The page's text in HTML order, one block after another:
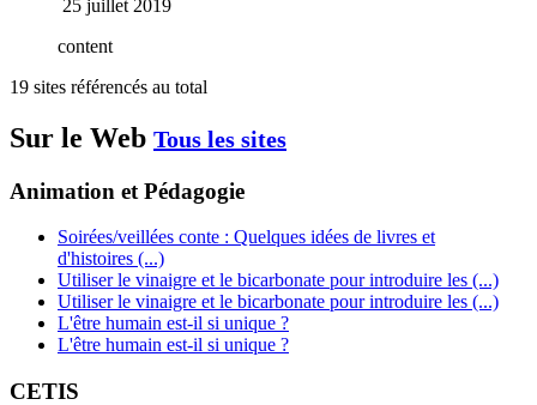
25 juillet 2019
content
19 sites référencés au total
Sur le Web Tous les sites
Animation et Pédagogie
Soirées/veillées conte : Quelques idées de livres et
d'histoires (...)
Utiliser le vinaigre et le bicarbonate pour introduire les (...)
Utiliser le vinaigre et le bicarbonate pour introduire les (...)
L'être humain est-il si unique ?
L'être humain est-il si unique ?
CETIS